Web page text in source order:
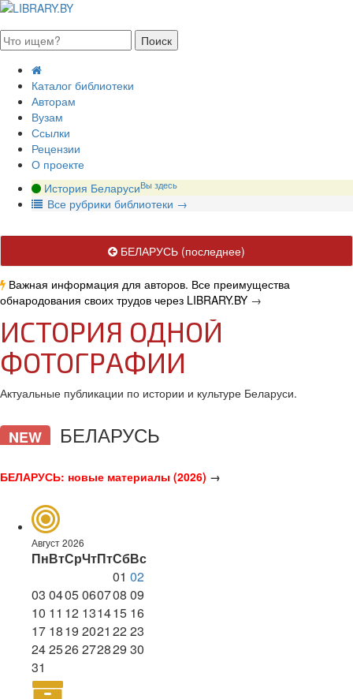
Каталог библиотеки
Авторам
Вузам
Ссылки
Рецензии
О проекте
История БеларусиВы здесь
Все рубрики библиотеки →
БЕЛАРУСЬ (последнее)
Важная информация для авторов. Все преимущества
обнародования своих трудов через LIBRARY.BY →
ИСТОРИЯ ОДНОЙ
ФОТОГРАФИИ
Актуальные публикации по истории и культуре Беларуси.
NEW БЕЛАРУСЬ
БЕЛАРУСЬ: новые материалы (2026) →
Август 2026
ПнВтСрЧтПтСбВс
01 02
03 0405060708 09
10 11 12 131415 16
17 1819 2021 2223
242526272829 30
31